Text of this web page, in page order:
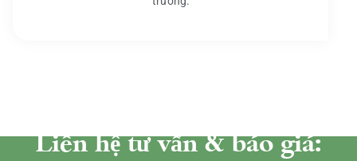
Liên hệ tư vấn & báo giá: